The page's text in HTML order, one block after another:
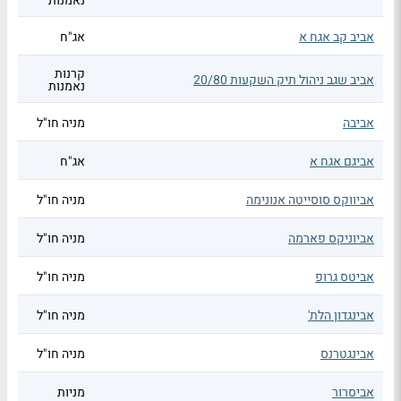
אביב קב אגח א
אג"ח
אביב שגב ניהול תיק השקעות 20/80 קרנות
נאמנות
אביבה
מניה חו"ל
אביגם אגח א אג"ח
אביווקס סוסייטה אנונימה מניה חו"ל
אביוניקס פארמה מניה חו"ל
אביטס גרופ מניה חו"ל
אבינגדון הלת' מניה חו"ל
אבינגטרנס מניה חו"ל
אביסרור מניות